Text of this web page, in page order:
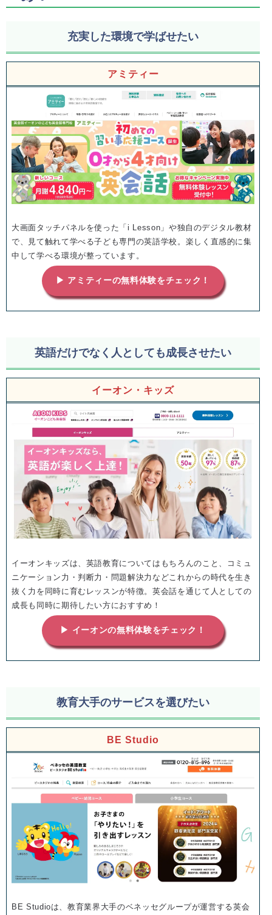
充実した環境で学ばせたい
アミティー
大画面タッチパネルを使った「i Lesson」や独自のデジタル教材
で、見て触れて学べる子ども専門の英語学校。楽しく直感的に集
中して学べる環境が整っています。
▶ アミティーの無料体験をチェック！
英語だけでなく人としても成長させたい
イーオン・キッズ
イーオンキッズは、英語教育についてはもちろんのこと、コミュ
ニケーション力・判断力・問題解決力などこれからの時代を生き
抜く力を同時に育むレッスンが特徴。英会話を通じて人としての
成長も同時に期待したい方におすすめ！
▶ イーオンの無料体験をチェック！
教育大手のサービスを選びたい
BE Studio
BE Studioは、教育業界大手のベネッセグループが運営する英会